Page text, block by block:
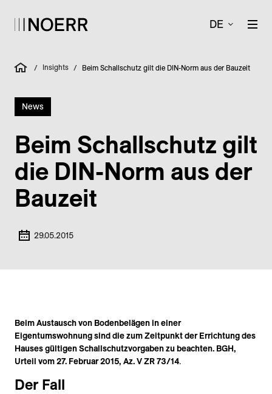
DE
/ Insights / Beim Schallschutz gilt die DIN-Norm aus der Bauzeit
News
Beim Schallschutz gilt
die DIN-Norm aus der
Bauzeit
29.05.2015
Beim Austausch von Bodenbelägen in einer
Eigentumswohnung sind die zum Zeitpunkt der Errichtung des
Hauses gültigen Schallschutzvorgaben zu beachten. BGH,
Urteil vom 27. Februar 2015, Az. V ZR 73/14.
Der Fall